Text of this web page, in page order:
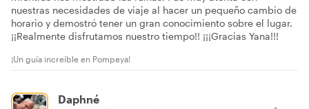
nuestras necesidades de viaje al hacer un pequeño cambio de
horario y demostró tener un gran conocimiento sobre el lugar.
¡¡Realmente disfrutamos nuestro tiempo!! ¡¡¡Gracias Yana!!!
¡Un guía increíble en Pompeya!
Daphné